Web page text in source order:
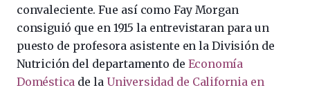
convaleciente. Fue así como Fay Morgan
consiguió que en 1915 la entrevistaran para un
puesto de profesora asistente en la División de
Nutrición del departamento de Economía
Doméstica de la Universidad de California en